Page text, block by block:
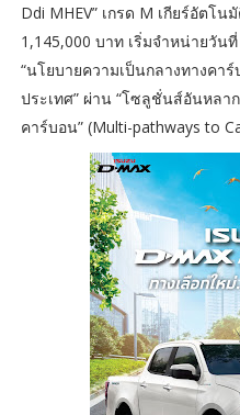
Ddi MHEV” เกรด M เกียร์อัตโ
1,145,000 บาท เริ่มจำหน่ายวัน
“นโยบายความเป็นกลางทางคา
ประเทศ” ผ่าน “โซลูชั่นส์อันหลา
คาร์บอน” (Multi-pathways to